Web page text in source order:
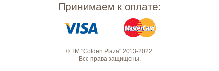
Принимаем к оплате:
© ТМ "Golden Plaza" 2013-2022.
Все права защищены.